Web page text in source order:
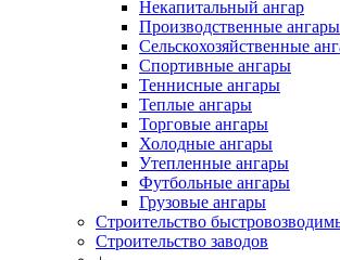
Некапитальный ангар
Производственные ангары
Сельскохозяйственные
Спортивные ангары
Теннисные ангары
Теплые ангары
Торговые ангары
Холодные ангары
Утепленные ангары
Футбольные ангары
Грузовые ангары
Строительство
Строительство заводов